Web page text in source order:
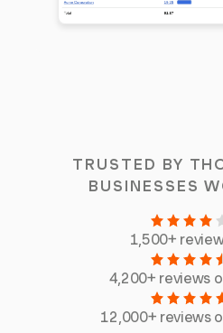
TRUSTED BY
BUSINESSES
1,500+
4,200+ reviews
12,000+ reviews